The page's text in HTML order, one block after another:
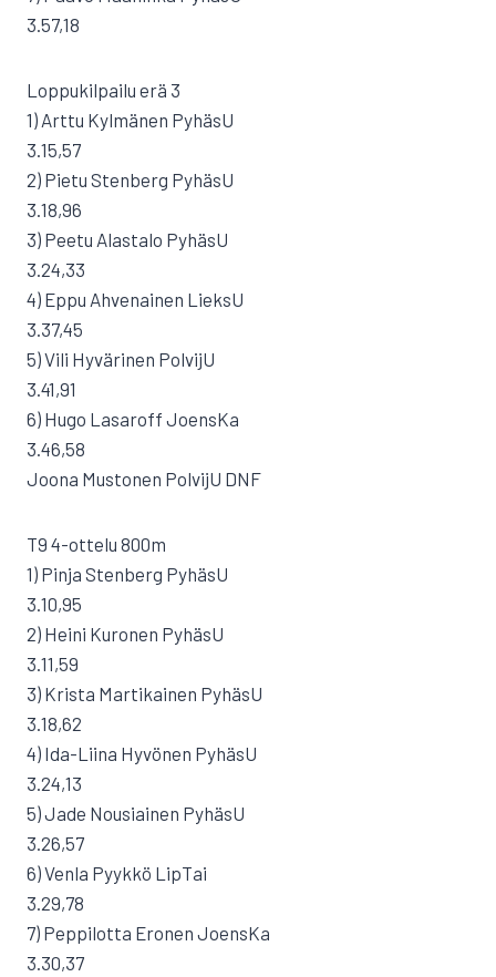
3.57,18
Loppukilpailu erä 3
1) Arttu Kylmänen PyhäsU
3.15,57
2) Pietu Stenberg PyhäsU
3.18,96
3) Peetu Alastalo PyhäsU
3.24,33
4) Eppu Ahvenainen LieksU
3.37,45
5) Vili Hyvärinen PolvijU
3.41,91
6) Hugo Lasaroff JoensKa
3.46,58
Joona Mustonen PolvijU DNF
T9 4-ottelu 800m
1) Pinja Stenberg PyhäsU
3.10,95
2) Heini Kuronen PyhäsU
3.11,59
3) Krista Martikainen PyhäsU
3.18,62
4) Ida-Liina Hyvönen PyhäsU
3.24,13
5) Jade Nousiainen PyhäsU
3.26,57
6) Venla Pyykkö LipTai
3.29,78
7) Peppilotta Eronen JoensKa
3.30,37